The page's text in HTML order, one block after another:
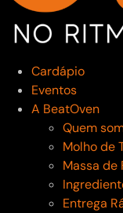
Cardápio
Eventos
A BeatOven
Quem
Molho de
Massa de
Entrega